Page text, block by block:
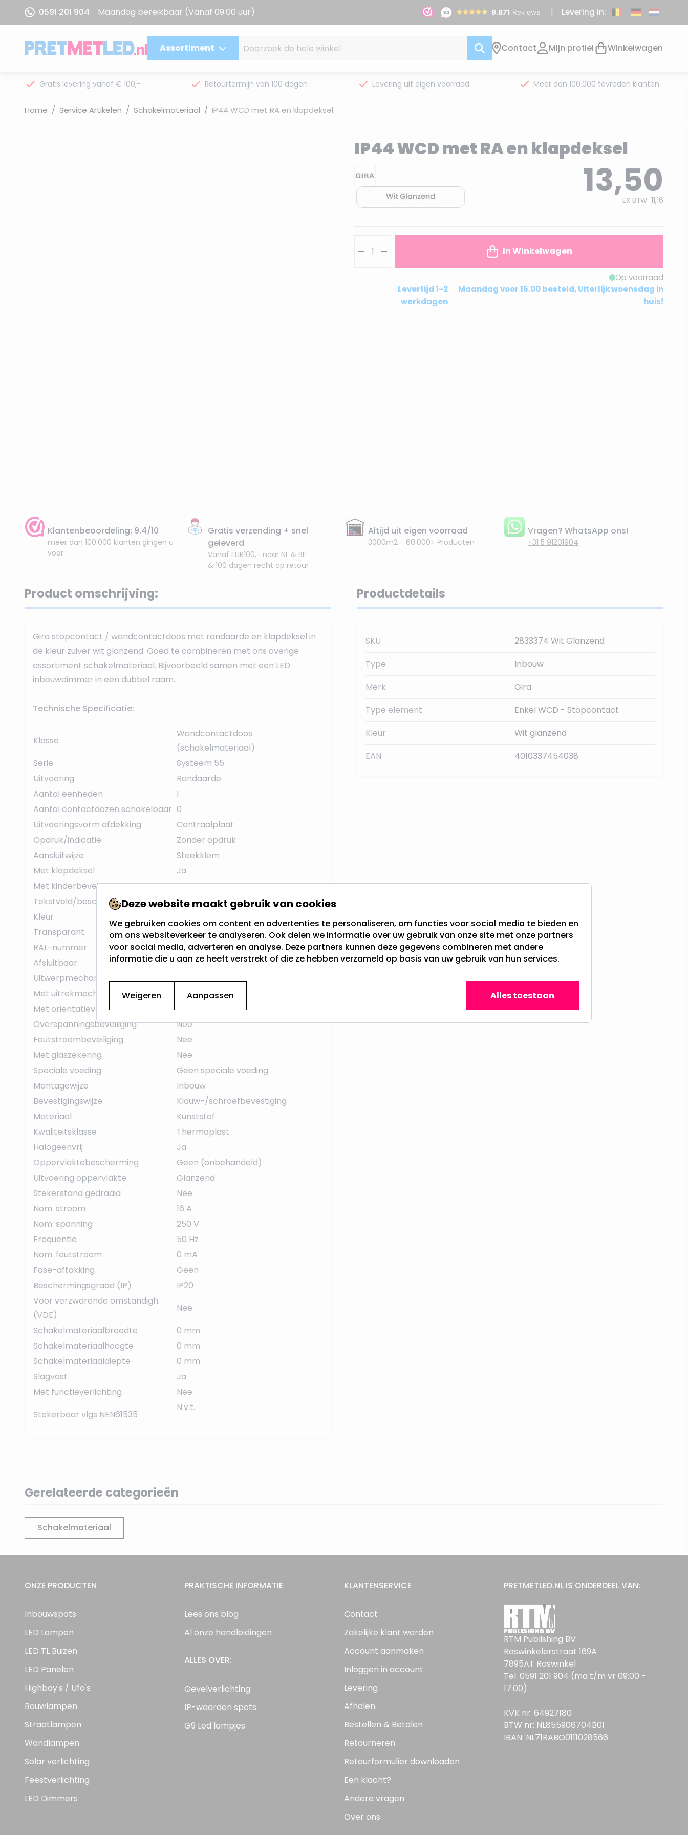
Ga naar de inhoud
0591 201 904 Maandag bereikbaar (Vanaf 09.00 uur) Levering in:
Assortiment Contact Mijn profiel Winkelwagen
Gratis levering vanaf € 100,- Retourtermijn van 100 dagen Levering uit eigen voorraad Meer dan 100.000 tevreden klanten
Home / Service Artikelen / Schakelmateriaal / IP44 WCD met RA en klapdeksel
IP44 WCD met RA en klapdeksel
13,50
EX BTW 11,16
In Winkelwagen
Op voorraad
Levertijd 1-2
werkdagen
Maandag voor 16.00 besteld, Uiterlijk woensdag in
huis!
Klantenbeoordeling: 9.4/10
meer dan 100.000 klanten gingen u
voor
Gratis verzending + snel
geleverd
Vanaf EUR100,- naar NL & BE
& 100 dagen recht op retour
Altijd uit eigen voorraad
3000m2 - 60.000+ Producten
Vragen? WhatsApp ons!
+31 5 91201904
Product omschrijving:
Gira stopcontact / wandcontactdoos met randaarde en klapdeksel in
de kleur zuiver wit glanzend. Goed te combineren met ons overige
assortiment schakelmateriaal. Bijvoorbeeld samen met een LED
inbouwdimmer in een dubbel raam.
Technische Specificatie:
Klasse
Wandcontactdoos
(schakelmateriaal)
Serie
Systeem 55
Uitvoering
Randaarde
Aantal eenheden
1
Aantal contactdozen schakelbaar 0
Uitvoeringsvorm afdekking
Centraalplaat
Opdruk/indicatie
Zonder opdruk
Aansluitwijze
Steekklem
Met klapdeksel
Ja
Met kinderbeveiliging
Nee
Tekstveld/beschrijvingsvlak
Nee
Kleur
Transparant
Nee
RAL-nummer
1013
Afsluitbaar
Nee
Uitwerpmechanisme
Met uitrekmechanisme
Nee
Met oriëntatieverlichting
Nee
Overspanningsbeveiliging
Nee
Foutstroombeveiliging
Nee
Met glaszekering
Nee
Speciale voeding
Geen speciale voeding
Montagewijze
Inbouw
Bevestigingswijze
Klauw-/schroefbevestiging
Materiaal
Kunststof
Kwaliteitsklasse
Thermoplast
Halogeenvrij
Ja
Oppervlaktebescherming
Geen (onbehandeld)
Uitvoering oppervlakte
Glanzend
Stekerstand gedraaid
Nee
Nom. stroom
16 A
Nom. spanning
250 V
Frequentie
50 Hz
Nom. foutstroom
0 mA
Fase-aftakking
Geen
Beschermingsgraad (IP)
IP20
Voor verzwarende omstandigh.
(VDE)
Nee
Schakelmateriaalbreedte
0 mm
Schakelmateriaalhoogte
0 mm
Schakelmateriaaldiepte
0 mm
Slagvast
Ja
Met functieverlichting
Nee
Stekerbaar vlgs NEN61535
N.v.t.
Productdetails
SKU
2833374 Wit Glanzend
Type
Inbouw
Merk
Gira
Type element
Enkel WCD - Stopcontact
Kleur
Wit glanzend
EAN
4010337454038
Gerelateerde categorieën
Schakelmateriaal
ONZE PRODUCTEN
Inbouwspots
LED Lampen
LED TL Buizen
LED Panelen
Highbay's / Ufo's
Bouwlampen
Straatlampen
Wandlampen
Solar verlichting
Feestverlichting
LED Dimmers
PRAKTISCHE INFORMATIE
Lees ons blog
Al onze handleidingen
ALLES OVER:
Gevelverlichting
IP-waarden spots
G9 Led lampjes
KLANTENSERVICE
Contact
Zakelijke klant worden
Account aanmaken
Inloggen in account
Levering
Afhalen
Bestellen & Betalen
Retourneren
Retourformulier downloaden
Een klacht?
Andere vragen
Over ons
PRETMETLED.NL IS ONDERDEEL VAN:
RTM Publishing BV
Roswinkelerstraat 169A
7895AT Roswinkel
Tel: 0591 201 904 (ma t/m vr 09:00 -
17:00)
KVK nr: 64927180
BTW nr: NL855906704B01
IBAN: NL71RABO0111028566
Deze website maakt gebruik van cookies
We gebruiken cookies om content en advertenties te personaliseren, om functies voor social media te bieden en
om ons websiteverkeer te analyseren. Ook delen we informatie over uw gebruik van onze site met onze partners
voor social media, adverteren en analyse. Deze partners kunnen deze gegevens combineren met andere
informatie die u aan ze heeft verstrekt of die ze hebben verzameld op basis van uw gebruik van hun services.
Weigeren Aanpassen Alles toestaan